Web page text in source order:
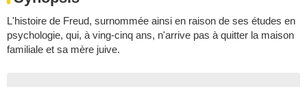
L'histoire de Freud, surnommée ainsi en raison de ses études en
psychologie, qui, à ving-cinq ans, n'arrive pas à quitter la maison
familiale et sa mère juive.